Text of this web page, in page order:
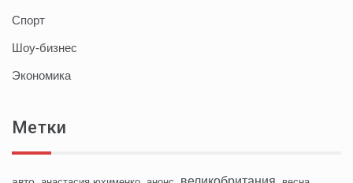
Спорт
Шоу-бизнес
Экономика
Метки